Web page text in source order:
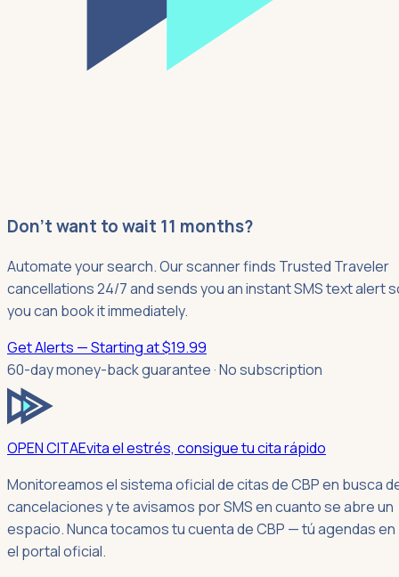
Don't want to wait 11 months?
Automate your search. Our scanner finds Trusted Traveler
cancellations 24/7 and sends you an instant SMS text alert
you can book it immediately.
Get Alerts — Starting at $19.99
60-day money-back guarantee · No subscription
OPEN CITAEvita el estrés, consigue tu cita rápido
Monitoreamos el sistema oficial de citas de CBP en busca
cancelaciones y te avisamos por SMS en cuanto se abre un
espacio. Nunca tocamos tu cuenta de CBP — tú agendas en
el portal oficial.